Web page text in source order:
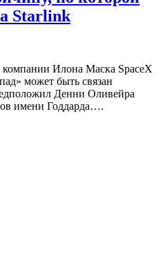
Starlink
компании Илона Маска SpaceX
может быть связан
Денни Оливейра
имени Годдарда….